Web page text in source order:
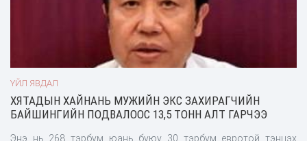
ҮЙЛ ЯВДАЛ
ХЯТАДЫН ХАЙНАНЬ МУЖИЙН ЭКС ЗАХИРАГЧИЙН
БАЙШИНГИЙН ПОДВАЛООС 13,5 ТОНН АЛТ ГАРЧЭЭ
Энэ нь 268 тэрбум юань буюу 30 тэрбум евротой тэнцэх